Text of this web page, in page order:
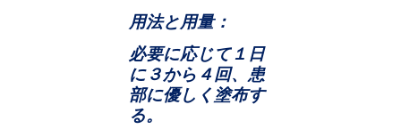
用法と用量：
必要に応じて１日
に３から４回、患
部に優しく塗布す
る。